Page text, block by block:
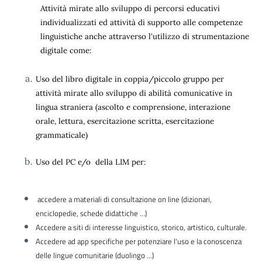
Attività mirate allo sviluppo di percorsi educativi
individualizzati ed attività di supporto alle competenze
linguistiche anche attraverso l'utilizzo di strumentazione
digitale come:
Uso del libro digitale in coppia/piccolo gruppo per
attività mirate allo sviluppo di abilità comunicative in
lingua straniera (ascolto e comprensione, interazione
orale, lettura, esercitazione scritta, esercitazione
grammaticale)
Uso del PC e/o della LIM per:
accedere a materiali di consultazione on line (dizionari,
enciclopedie, schede didattiche …)
Accedere a siti di interesse linguistico, storico, artistico, culturale.
Accedere ad app specifiche per potenziare l'uso e la conoscenza
delle lingue comunitarie (duolingo ...)